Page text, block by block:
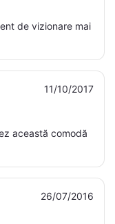
de vizionare mai
11/10/2017
această comodă
26/07/2016